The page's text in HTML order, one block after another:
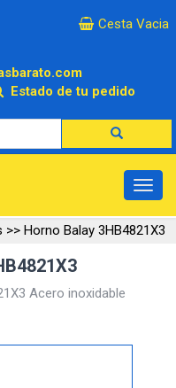
×
Cesta Vacia
Estado de tu pedido
>> Horno Balay 3HB4821X3
Acero inoxidable